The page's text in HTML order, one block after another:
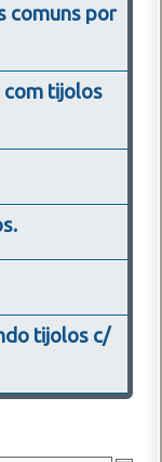
comuns por
com tijolos
tijolos c/